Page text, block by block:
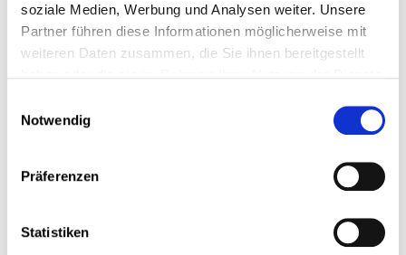
soziale Medien, Werbung und Analysen weiter. Unsere
Partner führen diese Informationen möglicherweise mit
weiteren Daten zusammen, die Sie ihnen bereitgestellt
Notwendig
Präferenzen
Statistiken
Der nach Ihren Wünschen eingerichtete Sitzungssaal
Remerschen ist komplett modulierbar und lässt sich
Alle unsere Sitzungssäle sind mit modernen Geräten
ausgestattet:
Laptop
Multimediawagen